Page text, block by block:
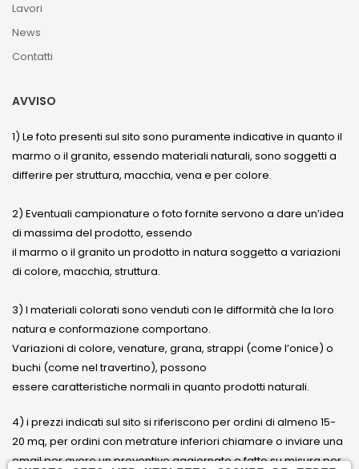
Lavori
News
Contatti
AVVISO
1) Le foto presenti sul sito sono puramente indicative in quanto il
marmo o il granito, essendo materiali naturali, sono soggetti a
differire per struttura, macchia, vena e per colore.
2) Eventuali campionature o foto fornite servono a dare un’idea
di massima del prodotto, essendo
il marmo o il granito un prodotto in natura soggetto a variazioni
di colore, macchia, struttura.
3) I materiali colorati sono venduti con le difformità che la loro
natura e conformazione comportano.
Variazioni di colore, venature, grana, strappi (come l’onice) o
buchi (come nel travertino), possono
essere caratteristiche normali in quanto prodotti naturali.
4) i prezzi indicati sul sito si riferiscono per ordini di almeno 15-
20 mq, per ordini con metrature inferiori chiamare o inviare una
email per avere un preventivo aggiornato e fatto su misura per